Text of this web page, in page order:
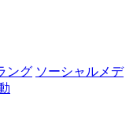
ング ソーシャルメデ